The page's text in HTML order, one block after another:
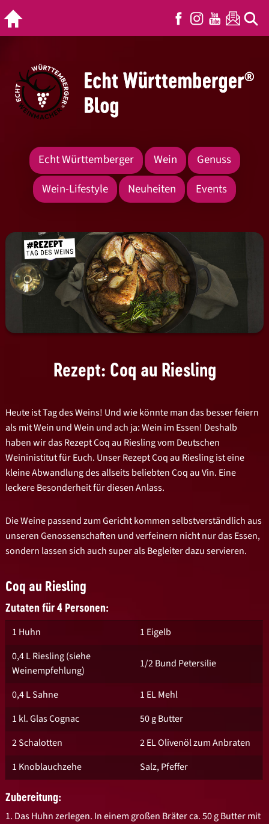
Echt Württemberger Wein
Genuss
Wein-Lifestyle
Neuheiten Events
Rezept: Coq au Riesling
Heute ist Tag des Weins! Und wie könnte man das besser feiern
als mit Wein und Wein und ach ja: Wein im Essen! Deshalb
haben wir das Rezept Coq au Riesling vom Deutschen
Weininistitut für Euch. Unser Rezept Coq au Riesling ist eine
kleine Abwandlung des allseits beliebten Coq au Vin. Eine
leckere Besonderheit für diesen Anlass.
Die Weine passend zum Gericht kommen selbstverständlich aus
unseren Genossenschaften und verfeinern nicht nur das Essen,
sondern lassen sich auch super als Begleiter dazu servieren.
Coq au Riesling
Zutaten für 4 Personen:
1 Huhn
1 Eigelb
0,4 L Riesling (siehe
Weinempfehlung)
1/2 Bund Petersilie
0,4 L Sahne
1 EL Mehl
1 kl. Glas Cognac
50 g Butter
2 Schalotten
2 EL Olivenöl zum Anbraten
1 Knoblauchzehe
Salz, Pfeffer
Zubereitung:
1. Das Huhn zerlegen. In einem großen Bräter ca. 50 g Butter mit